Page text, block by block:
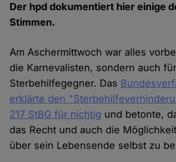
Der hpd dokumentiert hier einige
Stimmen.
Am Aschermittwoch war alles
die Karnevalisten, sondern auch
Sterbehilfegegner. Das
erklärte den
217 StBG für nichtig und betonte,
das Recht und auch die
über sein Lebensende selbst zu